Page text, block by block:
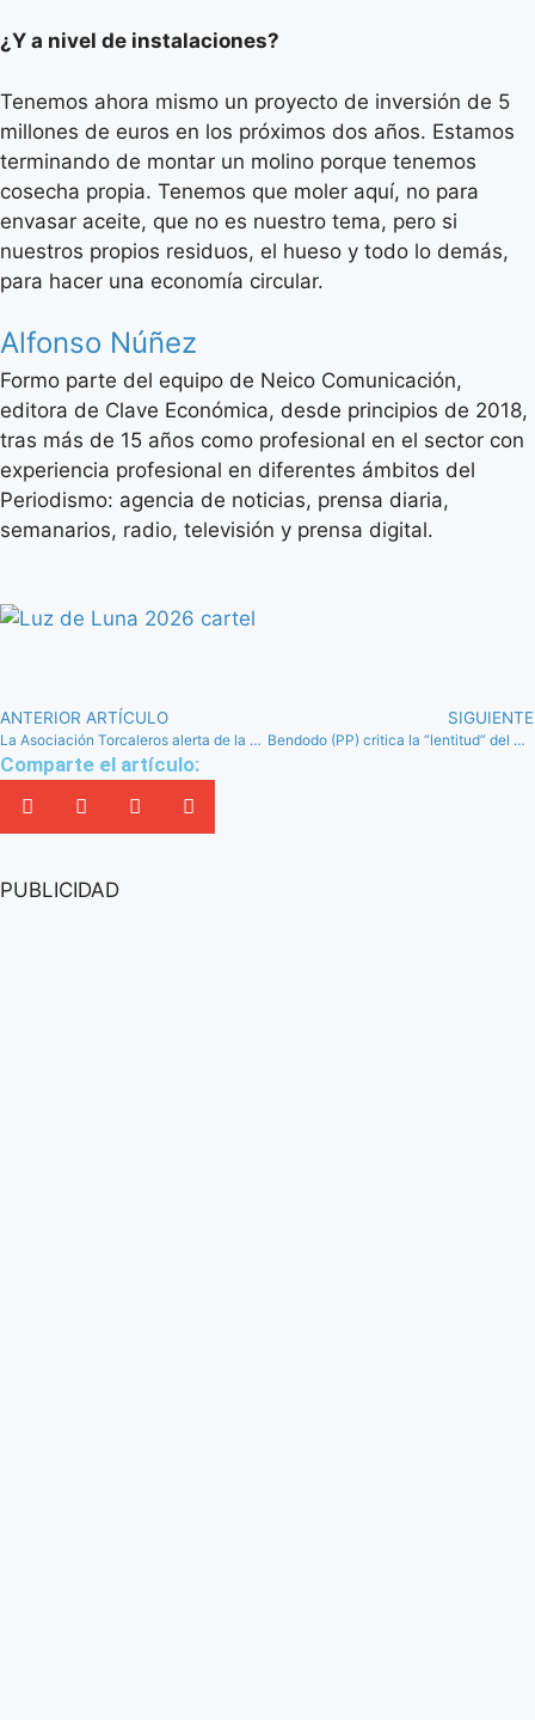
¿Y a nivel de instalaciones?
Tenemos ahora mismo un proyecto de inversión de 5
millones de euros en los próximos dos años. Estamos
terminando de montar un molino porque tenemos
cosecha propia. Tenemos que moler aquí, no para
envasar aceite, que no es nuestro tema, pero si
nuestros propios residuos, el hueso y todo lo demás,
para hacer una economía circular.
Alfonso Núñez
Formo parte del equipo de Neico Comunicación,
editora de Clave Económica, desde principios de 2018,
tras más de 15 años como profesional en el sector con
experiencia profesional en diferentes ámbitos del
Periodismo: agencia de noticias, prensa diaria,
semanarios, radio, televisión y prensa digital.
ANTERIOR ARTÍCULO
La Asociación Torcaleros alerta de la “amenaza sin precedentes” de la planta ‘La Joya H2’ para el Torcal
SIGUIENTE
Bendodo (PP) critica la “lentitud” del Gobierno para restablecer la alta velocidad con Málaga
Comparte el artículo:
PUBLICIDAD